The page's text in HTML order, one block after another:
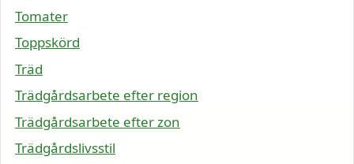
Tomater
Toppskörd
Träd
Trädgårdsarbete efter region
Trädgårdsarbete efter zon
Trädgårdslivsstil